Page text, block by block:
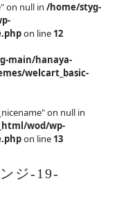
on null in /home/styg-
on line 12
main/hanaya-
welcart_basic-
on null in
wod/wp-
on line 13
ジ-19-